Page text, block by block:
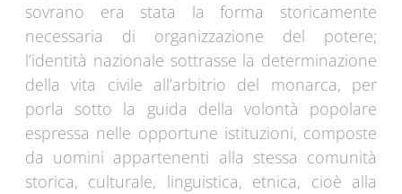
sovrano era stata la forma storicamente
necessaria di organizzazione del potere;
l’identità nazionale sottrasse la determinazione
della vita civile all’arbitrio del monarca, per
porla sotto la guida della volontà popolare
espressa nelle opportune istituzioni, composte
da uomini appartenenti alla stessa comunità
storica, culturale, linguistica, etnica, cioè alla